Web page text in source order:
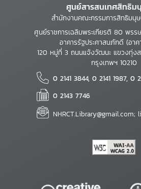
ศูนย์สารสนเทศสิทธิม
สำนักงานคณะกรรมการสิทธิมนุ
ศูนย์ราชการเฉลิมพระเกียรติ 80 พรร
อาคารรัฐประศาสนภักดี (อา
120 หมู่ที่ 3 ถนนแจ้งวัฒนะ แขวงทุ่ง
กรุงเทพฯ 10210
0 2141 3844, 0 2141 1987, 0
0 2143 7746
NHRCT.Library@gmail.com;